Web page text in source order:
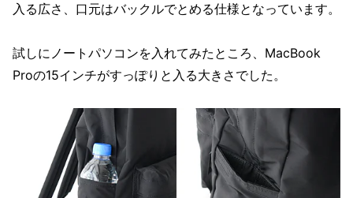
入る広さ、口元はバックルでとめる仕様となっています。
試しにノートパソコンを入れてみたところ、MacBook
Proの15インチがすっぽりと入る大きさでした。